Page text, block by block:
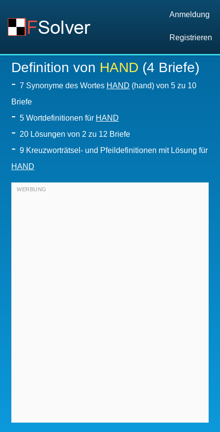
Anmeldung
Registrieren
Definition von HAND (4 Briefe)
- 7 Synonyme des Wortes HAND (hand) von 5 zu 10
Briefe
- 5 Wortdefinitionen für HAND
- 20 Lösungen von 2 zu 12 Briefe
- 9 Kreuzworträtsel- und Pfeildefinitionen mit Lösung für
HAND